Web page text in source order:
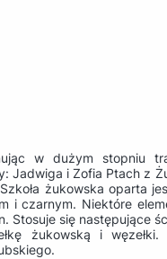
w dużym stopniu
Jadwiga i Zofia Ptach z
żukowska oparta
i czarnym. Niektóre
Stosuje się następujące
żukowską i